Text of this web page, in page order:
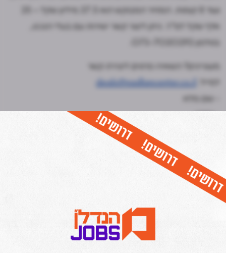
אלף שקל למ"ר. ניתן ליצור קשר ישירות עם בעלי הנכס,
בטלפון 073-7020292.
מעוניינים? השאירו פרטים ליצירת קשר
למייל: deals@nadlancenter.co.il
- שם מלא
- טלפון
הנדל"ן מכל האתרים אצלכם בנייד!
לחצו כאן להצטרפות לתקציר המנהלים של מרכז הנדל"ן!